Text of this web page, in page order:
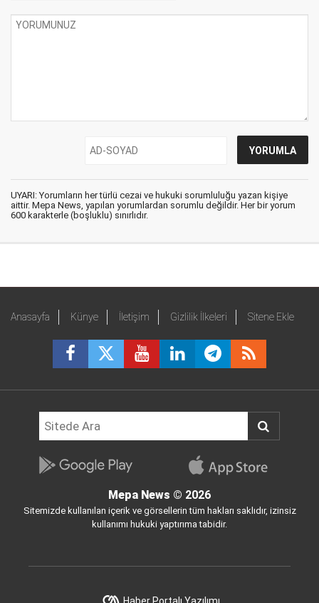
UYARI: Yorumların her türlü cezai ve hukuki sorumluluğu yazan kişiye
aittir. Mepa News, yapılan yorumlardan sorumlu değildir. Her bir yorum
600 karakterle (boşluklu) sınırlıdır.
Anasayfa Künye İletişim Gizlilik İlkeleri Sitene Ekle
Mepa News © 2026
Sitemizde kullanılan içerik ve görsellerin tüm hakları saklıdır, izinsiz
kullanımı hukuki yaptırıma tabidir.